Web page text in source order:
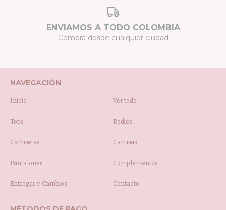
ENVIAMOS A TODO COLOMBIA
Compra desde cualquier ciudad
NAVEGACIÓN
Inicio Ver todo
Tops Bodies
Camisetas Camisas
Pantalones Complementos
Entregas y Cambios Contacto